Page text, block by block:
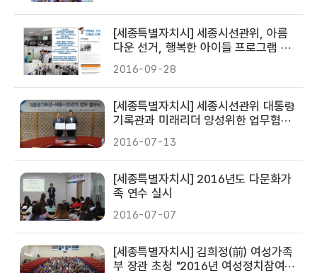
[세종특별자치시] 세종시선관위, 아름
다운 선거, 행복한 아이들 프로그램 운
영 <금호중학교>
2016-09-28
[세종특별자치시] 세종시선관위 대통령
기록관과 미래리더 양성위한 업무협약
체결
2016-07-13
[세종특별자치시] 2016년도 다문화가
족 연수 실시
2016-07-07
[세종특별자치시] 김희정(前) 여성가족
부 장관 초청 "2016년 여성정치참여